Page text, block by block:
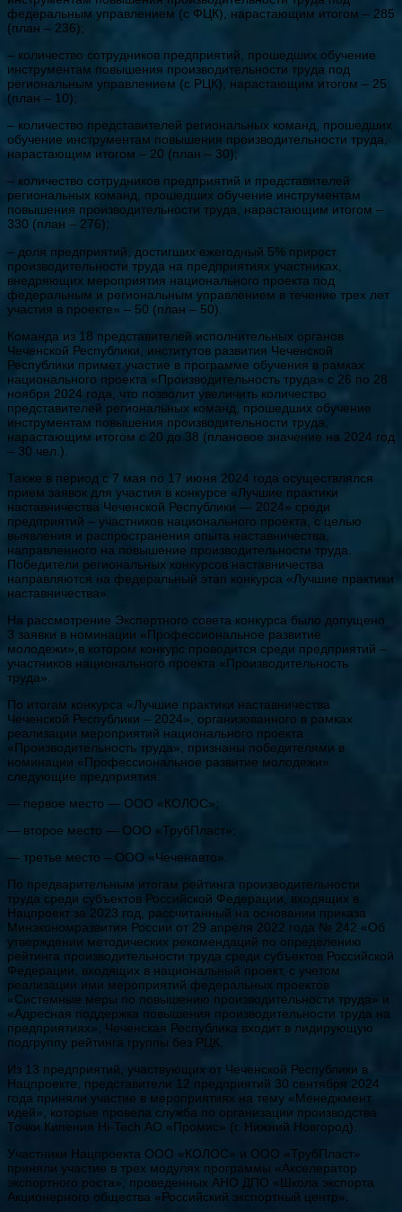
федеральным управлением (с ФЦК), нарастающим итогом – 285
(план – 236);
– количество сотрудников предприятий, прошедших обучение
инструментам повышения производительности труда под
региональным управлением (с РЦК), нарастающим итогом – 25
(план – 10);
– количество представителей региональных команд, прошедших
обучение инструментам повышения производительности труда,
нарастающим итогом – 20 (план – 30);
– количество сотрудников предприятий и представителей
региональных команд, прошедших обучение инструментам
повышения производительности труда, нарастающим итогом –
330 (план – 276);
– доля предприятий, достигших ежегодный 5% прирост
производительности труда на предприятиях участниках,
внедряющих мероприятия национального проекта под
федеральным и региональным управлением в течение трех лет
участия в проекте» – 50 (план – 50).
Команда из 18 представителей исполнительных органов
Чеченской Республики, институтов развития Чеченской
Республики примет участие в программе обучения в рамках
национального проекта «Производительность труда» с 26 по 28
ноября 2024 года, что позволит увеличить количество
представителей региональных команд, прошедших обучение
инструментам повышения производительности труда,
нарастающим итогом с 20 до 38 (плановое значение на 2024 год
– 30 чел.).
Также в период с 7 мая по 17 июня 2024 года осуществлялся
прием заявок для участия в конкурсе «Лучшие практики
наставничества Чеченской Республики — 2024» среди
предприятий – участников национального проекта, с целью
выявления и распространения опыта наставничества,
направленного на повышение производительности труда.
Победители региональных конкурсов наставничества
направляются на федеральный этап конкурса «Лучшие практики
наставничества».
На рассмотрение Экспертного совета конкурса было допущено
3 заявки в номинации «Профессиональное развитие
молодежи»,в котором конкурс проводится среди предприятий –
участников национального проекта «Производительность
труда».
По итогам конкурса «Лучшие практики наставничества
Чеченской Республики – 2024», организованного в рамках
реализации мероприятий национального проекта
«Производительность труда», признаны победителями в
номинации «Профессиональное развитие молодежи»
следующие предприятия:
— первое место — ООО «КОЛОС»;
— второе место — ООО «ТрубПласт»;
— третье место – ООО «Чеченавто».
По предварительным итогам рейтинга производительности
труда среди субъектов Российской Федерации, входящих в
Нацпроект за 2023 год, рассчитанный на основании приказа
Минэкономразвития России от 29 апреля 2022 года № 242 «Об
утверждении методических рекомендаций по определению
рейтинга производительности труда среди субъектов Российской
Федерации, входящих в национальный проект, с учетом
реализации ими мероприятий федеральных проектов
«Системные меры по повышению производительности труда» и
«Адресная поддержка повышения производительности труда на
предприятиях», Чеченская Республика входит в лидирующую
подгруппу рейтинга группы без РЦК.
Из 13 предприятий, участвующих от Чеченской Республики в
Нацпроекте, представители 12 предприятий 30 сентября 2024
года приняли участие в мероприятиях на тему «Менеджмент
идей», которые провела служба по организации производства
Точки Кипения Hi-Tech АО «Промис» (г. Нижний Новгород).
Участники Нацпроекта ООО «КОЛОС» и ООО «ТрубПласт»
приняли участие в трех модулях программы «Акселератор
экспортного роста», проведенных АНО ДПО «Школа экспорта
Акционерного общества «Российский экспортный центр».